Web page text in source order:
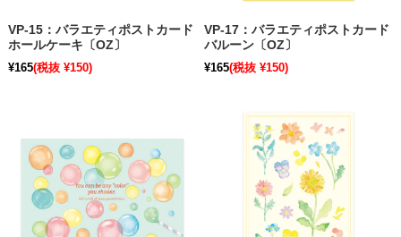
VP-15：バラエティポストカード
ホールケーキ〔OZ〕
¥165(税抜 ¥150)
VP-17：バラエティポストカード
バルーン〔OZ〕
¥165(税抜 ¥150)